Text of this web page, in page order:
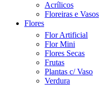
Acrílicos
Floreiras e Vasos
Flores
Flor Artificial
Flor Mini
Flores Secas
Frutas
Plantas c/ Vaso
Verdura